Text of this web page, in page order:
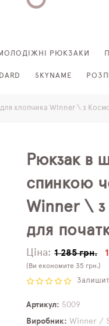
РЮКЗАКИ
SKYNAME
хлопчика Winner \ з
Рюкзак в
спинкою
Winner \ з
для
Ціна: 1 285 грн.
(Ви економите 35 грн.)
Артикул
5009
Виробник
Winner /